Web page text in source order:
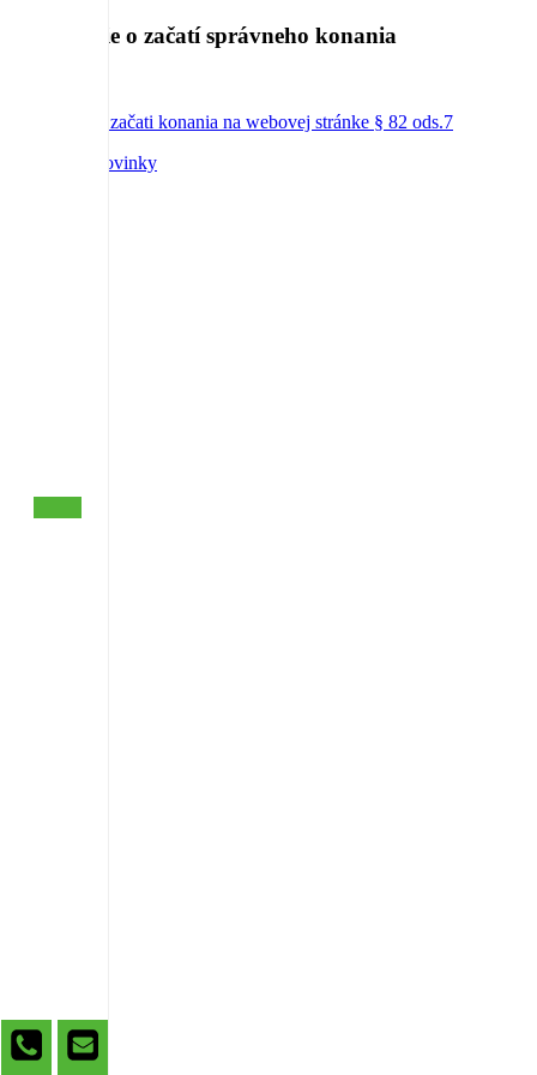
Oznámenie o začatí správneho konania
oznámenie o začati konania na webovej stránke § 82 ods.7
<< Všetky novinky